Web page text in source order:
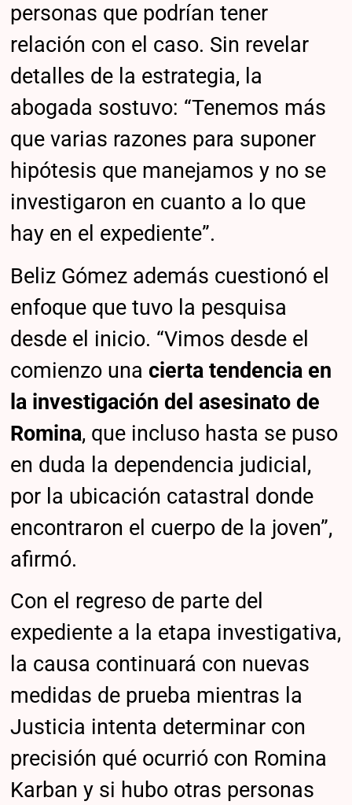
personas que podrían tener
relación con el caso. Sin revelar
detalles de la estrategia, la
abogada sostuvo: “Tenemos más
que varias razones para suponer
hipótesis que manejamos y no se
investigaron en cuanto a lo que
hay en el expediente”.
Beliz Gómez además cuestionó el
enfoque que tuvo la pesquisa
desde el inicio. “Vimos desde el
comienzo unacierta tendencia en
la investigación del asesinato de
Romina, que incluso hasta se puso
en duda la dependencia judicial,
por la ubicación catastral donde
encontraron el cuerpo de la joven”,
afirmó.
Con el regreso de parte del
expediente a la etapa investigativa,
la causa continuará con nuevas
medidas de prueba mientras la
Justicia intenta determinar con
precisión qué ocurrió con Romina
Karban y si hubo otras personas